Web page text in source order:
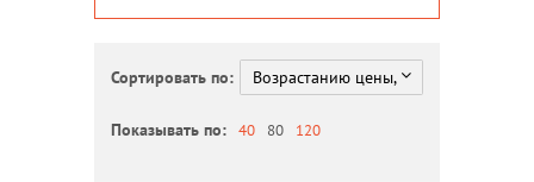
Сортировать по:
Показывать по: 40 80 120